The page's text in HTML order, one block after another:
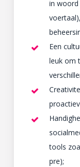
in woord
Een
leuk om
tools
pre);